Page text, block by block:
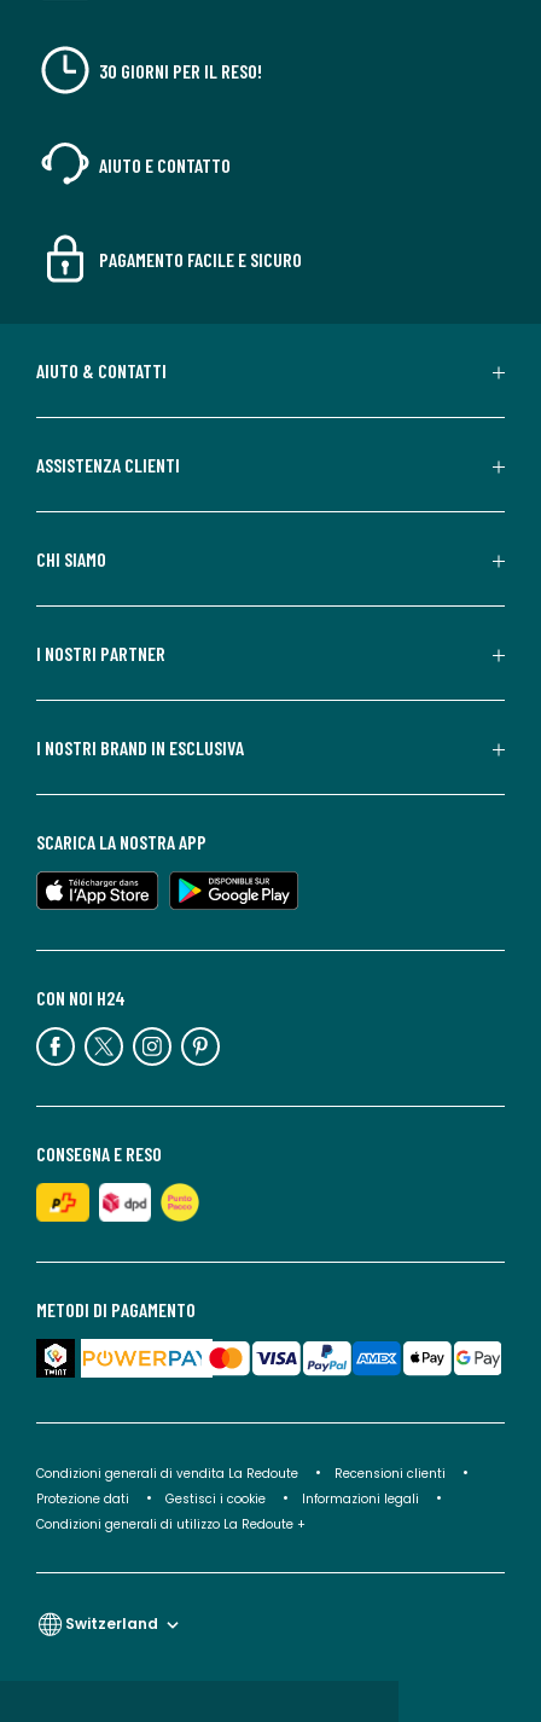
30 GIORNI PER IL RESO!
AIUTO E CONTATTO
PAGAMENTO FACILE E SICURO
AIUTO & CONTATTI
ASSISTENZA CLIENTI
CHI SIAMO
I NOSTRI PARTNER
I NOSTRI BRAND IN ESCLUSIVA
METODI DI PAGAMENTO
CONSEGNA E RESO
CON NOI H24
SCARICA LA NOSTRA APP
Condizioni generali di vendita La Redoute
Recensioni clienti
Protezione dati
Gestisci i cookie
Informazioni legali
Condizioni generali di utilizzo La Redoute +
Switzerland